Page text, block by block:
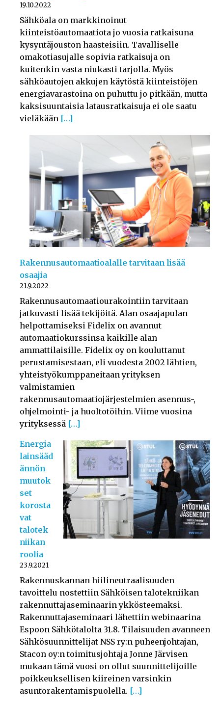
19.10.2022
Sähköala on markkinoinut
kiinteistöautomaatiota jo vuosia ratkaisuna
kysyntäjouston haasteisiin. Tavalliselle
omakotiasujalle sopivia ratkaisuja on
kuitenkin vasta niukasti tarjolla. Myös
sähköautojen akkujen käytöstä kiinteistöjen
energiavarastoina on puhuttu jo pitkään, mutta
kaksisuuntaisia latausratkaisuja ei ole saatu
vieläkään […]
Rakennusautomaatioalalle tarvitaan lisää
osaajia
21.9.2022
Rakennusautomaatiourakointiin tarvitaan
jatkuvasti lisää tekijöitä. Alan osaajapulan
helpottamiseksi Fidelix on avannut
automaatiokurssinsa kaikille alan
ammattilaisille. Fidelix oy on kouluttanut
perustamisestaan, eli vuodesta 2002 lähtien,
yhteistyökumppaneitaan yrityksen
valmistamien
rakennusautomaatiojärjestelmien asennus-,
ohjelmointi- ja huoltotöihin. Viime vuosina
yrityksessä […]
Energia
lainsääd
ännön
muutok
set
korosta
vat
talotek
niikan
roolia
23.9.2021
Rakennuskannan hiilineutraalisuuden
tavoittelu nostettiin Sähköisen talotekniikan
rakennuttajaseminaarin ykkösteemaksi.
Rakennuttajaseminaari lähettiin webinaarina
Espoon Sähkötalolta 31.8. Tilaisuuden avanneen
Sähkösuunnittelijat NSS ry:n puheenjohtajan,
Stacon oy:n toimitusjohtaja Jonne Järvisen
mukaan tämä vuosi on ollut suunnittelijoille
poikkeuksellisen kiireinen varsinkin
asuntorakentamispuolella. […]